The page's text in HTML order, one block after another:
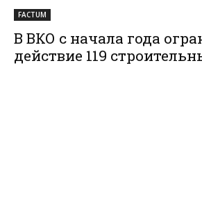
FACTUM
В ВКО с начала года
действие 119